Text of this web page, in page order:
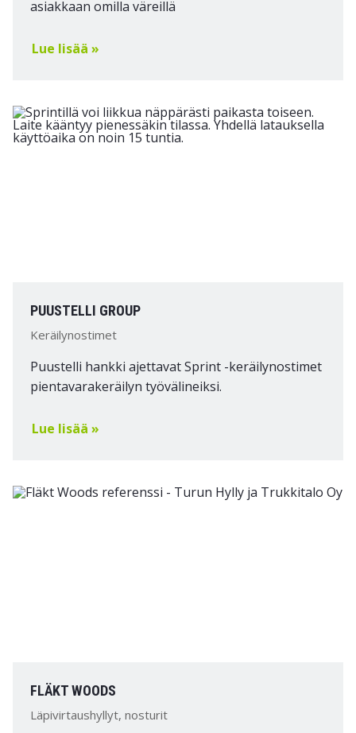
asiakkaan omilla väreillä
Lue lisää »
PUUSTELLI GROUP
Keräilynostimet
Puustelli hankki ajettavat Sprint -keräilynostimet
pientavarakeräilyn työvälineiksi.
Lue lisää »
FLÄKT WOODS
Läpivirtaushyllyt, nosturit